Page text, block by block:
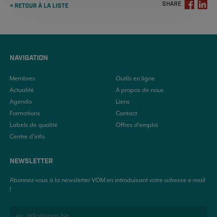
« RETOUR À LA LISTE SHARE
NAVIGATION
Membres
Actualité
Agenda
Formations
Labels de qualité
Centre d’info
Outils en ligne
A propos de nous
Liens
Contact
Offres d'emploi
NEWSLETTER
Abonnez-vous à la newsletter VOM en introduisant votre adresse e-mail
!